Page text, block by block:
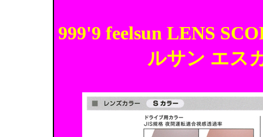
999'9 feelsun LENS
ルサン エス